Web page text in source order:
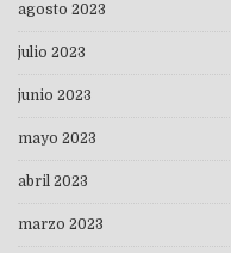
agosto 2023
julio 2023
junio 2023
mayo 2023
abril 2023
marzo 2023